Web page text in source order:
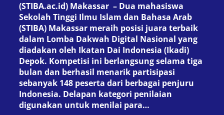
(STIBA.ac.id) Makassar – Dua mahasiswa
Sekolah Tinggi Ilmu Islam dan Bahasa Arab
(STIBA) Makassar meraih posisi juara terbaik
dalam Lomba Dakwah Digital Nasional yang
diadakan oleh Ikatan Dai Indonesia (Ikadi)
Depok. Kompetisi ini berlangsung selama tiga
bulan dan berhasil menarik partisipasi
sebanyak 148 peserta dari berbagai penjuru
Indonesia. Delapan kategori penilaian
digunakan untuk menilai para…